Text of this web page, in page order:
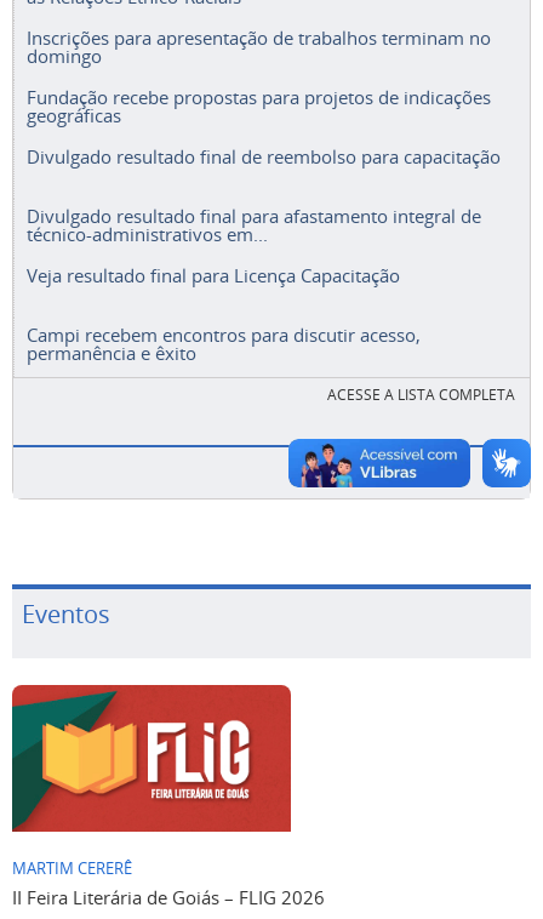
Inscrições para apresentação de trabalhos terminam no
domingo
Fundação recebe propostas para projetos de indicações
geográficas
Divulgado resultado final de reembolso para capacitação
Divulgado resultado final para afastamento integral de
técnico-administrativos em...
Veja resultado final para Licença Capacitação
Campi recebem encontros para discutir acesso,
permanência e êxito
ACESSE A LISTA COMPLETA
Eventos
MARTIM CERERÊ
II Feira Literária de Goiás – FLIG 2026